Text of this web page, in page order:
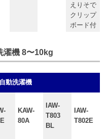
えりそで
クリップ
ボード付
濯機 8〜10kg
動洗濯機
KAW-
80A
IAW-
T803
BL
IAW-
T802E